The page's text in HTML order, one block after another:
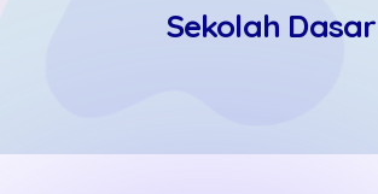
Sekolah Dasar